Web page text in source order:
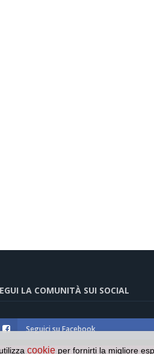
LA COMUNITÀ SUI SOCIAL
Seguici su Facebook
cookie per fornirti la migliore